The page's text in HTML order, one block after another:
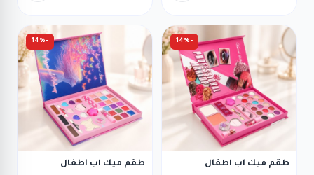
-14%
طقم ميك اب اطفال
-14%
طقم ميك اب اطفال